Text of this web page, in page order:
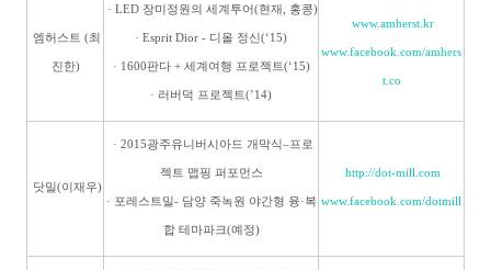
엠허스트 (최
진한)
· LED 장미정원의 세계투어(현재, 홍콩)
· Esprit Dior - 디올 정신(‘15)
· 1600판다 + 세계여행 프로젝트(‘15)
· 러버덕 프로젝트(’14)
www.amherst.kr
www.facebook.com/amhers
t.co
닷밀(이재우)
· 2015광주유니버시아드 개막식–프로
젝트 맵핑 퍼포먼스
· 포레스트밀- 담양 죽녹원 야간형 융·복
합 테마파크(예정)
http://dot-mill.com
www.facebook.com/dotmill